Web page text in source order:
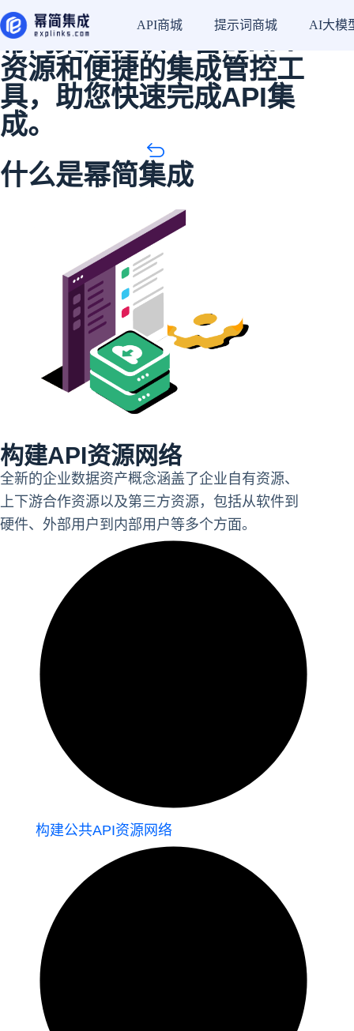
API商城 提示词商城 AI大模
幂简集成的能力
幂简集成提供丰富的API
资源和便捷的集成管控工
具，助您快速完成API集
成。
什么是幂简集成
构建API资源网络
全新的企业数据资产概念涵盖了企业自有资源、
上下游合作资源以及第三方资源，包括从软件到
硬件、外部用户到内部用户等多个方面。
构建公共API资源网络